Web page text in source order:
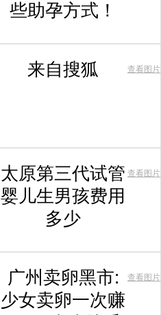
些助孕方式！
来自搜狐 查看图片
太原第三代试管
婴儿生男孩费用
多少
查看图片
广州卖卵黑市:
少女卖卵一次赚
查看图片